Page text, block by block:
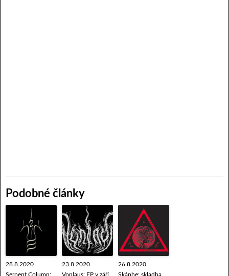
Podobné články
28.8.2020
Serpent Column:
23.8.2020
Vonlaus: EP v září
26.8.2020
Skáphe: skladba